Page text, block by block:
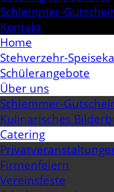
Schlemmer-
Kontakt
Home
Stehverzehr-
Schülerangebote
Über uns
Schlemmer-
Kulinarisches
Catering
Firmenfeiern
Vereinsfeste